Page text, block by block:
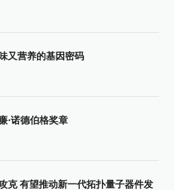
又营养的基因密码
·诺德伯格奖章
克 有望推动新一代拓扑量子器件发